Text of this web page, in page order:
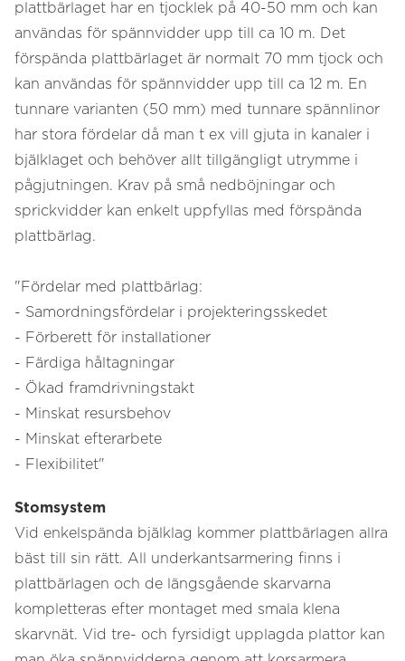
plattbärlaget har en tjocklek på 40-50 mm och kan
användas för spännvidder upp till ca 10 m. Det
förspända plattbärlaget är normalt 70 mm tjock och
kan användas för spännvidder upp till ca 12 m. En
tunnare varianten (50 mm) med tunnare spännlinor
har stora fördelar då man t ex vill gjuta in kanaler i
bjälklaget och behöver allt tillgängligt utrymme i
pågjutningen. Krav på små nedböjningar och
sprickvidder kan enkelt uppfyllas med förspända
plattbärlag.
"Fördelar med plattbärlag:
- Samordningsfördelar i projekteringsskedet
- Förberett för installationer
- Färdiga håltagningar
- Ökad framdrivningstakt
- Minskat resursbehov
- Minskat efterarbete
- Flexibilitet"
Stomsystem
Vid enkelspända bjälklag kommer plattbärlagen allra
bäst till sin rätt. All underkantsarmering finns i
plattbärlagen och de längsgående skarvarna
kompletteras efter montaget med smala klena
skarvnät. Vid tre- och fyrsidigt upplagda plattor kan